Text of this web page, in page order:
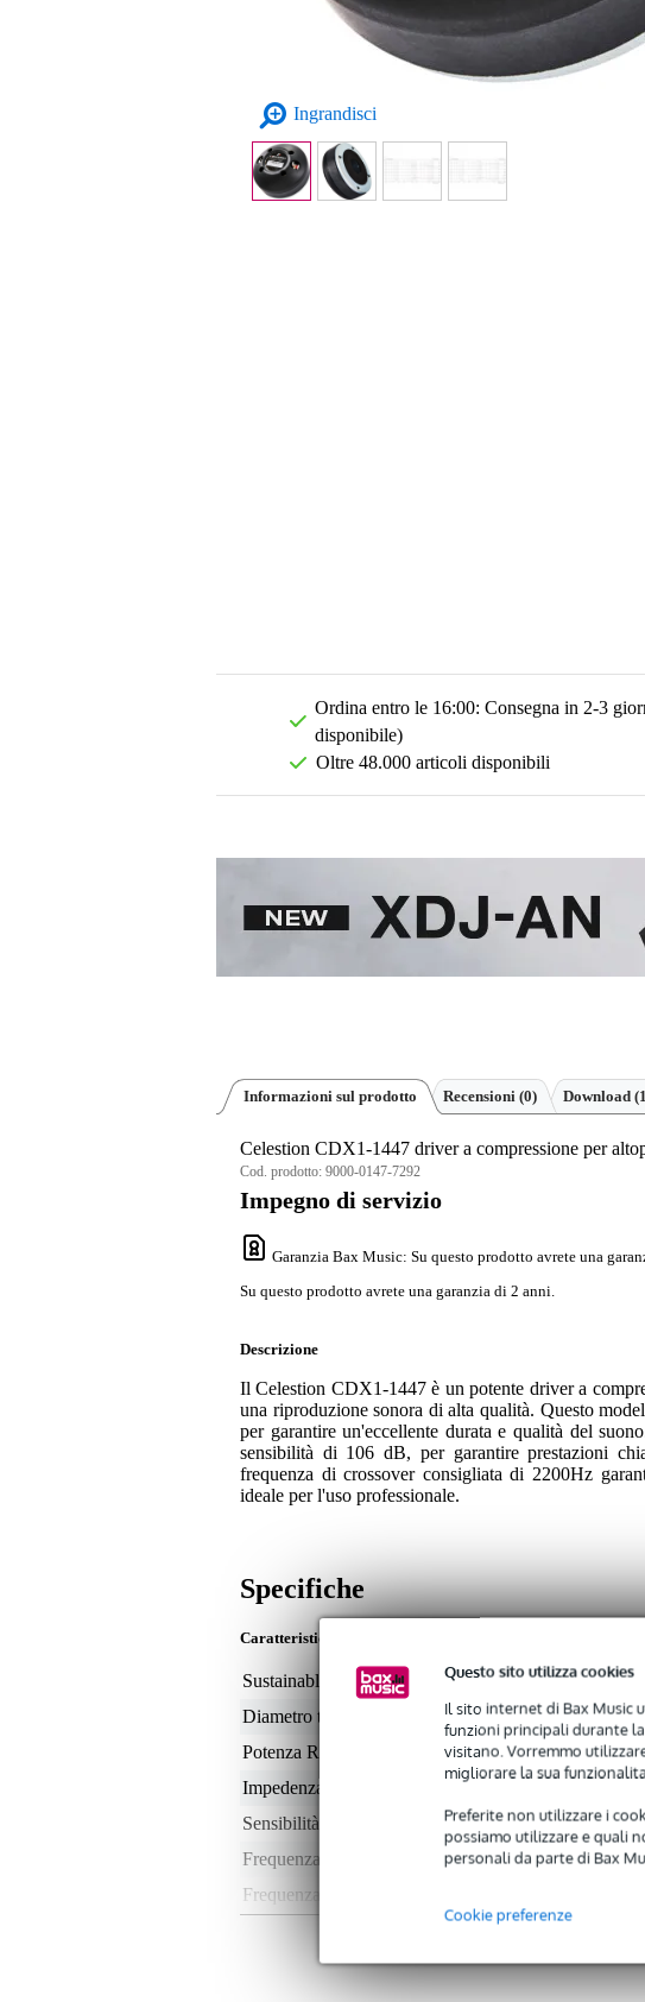
Questo sito utilizza cookies
Il sito internet di Bax Music
funzioni principali durante
visitano. Vorremmo
migliorare la sua
Preferite non utilizzare i
possiamo utilizzare e quali
personali da parte di Bax
Cookie preferenze
Ingrandisci
Ordina entro le 16:00: Consegna in 2-3
disponibile)
Oltre 48.000 articoli disponibili
Informazioni sul prodotto Recensioni (0) Download
Celestion CDX1-1447 driver a compressione per
Cod. prodotto: 9000-0147-7292
Impegno di servizio
Garanzia Bax Music: Su questo prodotto avrete una
Su questo prodotto avrete una garanzia di 2 anni.
Descrizione
Il Celestion CDX1-1447 è un potente driver a
una riproduzione sonora di alta qualità. Questo
per garantire un'eccellente durata e qualità del
sensibilità di 106 dB, per garantire prestazioni
frequenza di crossover consigliata di 2200Hz
ideale per l'uso professionale.
Specifiche
Caratteristiche
Sustainable product
not specified
Diametro tweeter
1" (25,4 mm)
Potenza RMS
50 - 99 watt
Impedenza nominale
Sensibilità
106 dB
Frequenza massima
20 - 20,9 kHz
Frequenza minima
Tromba inclusa
no